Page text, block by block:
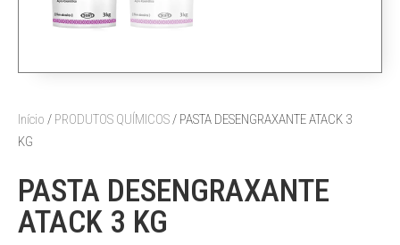
Início / PRODUTOS QUÍMICOS/ PASTA DESENGRAXANTE ATACK 3
KG
PASTA DESENGRAXANTE
ATACK 3 KG